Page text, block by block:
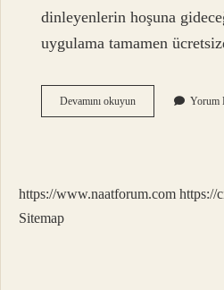
dinleyenlerin hoşuna
uygulama tamamen
Devamını okuyunMp3
Indir
Yorum
https://www.naatforum.com https://
Sitemap